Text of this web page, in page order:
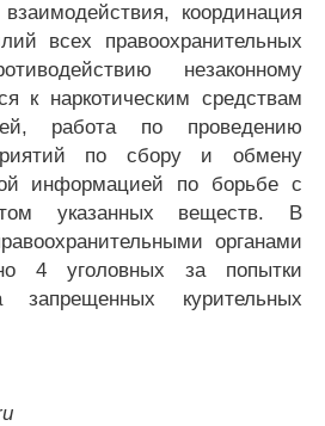
координация
всех правоохранительных
незаконному
к наркотическим средствам
работа по проведению
по сбору и обмену
информацией по борьбе с
указанных веществ. В
органами
4 уголовных за попытки
запрещенных курительных